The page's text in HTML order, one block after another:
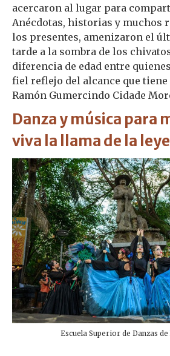
acercaron al lugar para
Anécdotas, historias y muchos
los presentes, amenizaron el
tarde a la sombra de los
diferencia de edad entre
fiel reflejo del alcance que tiene
Ramón Gumercindo Cidade
Danza y música para
viva la llama de la
Escuela Superior de Danzas